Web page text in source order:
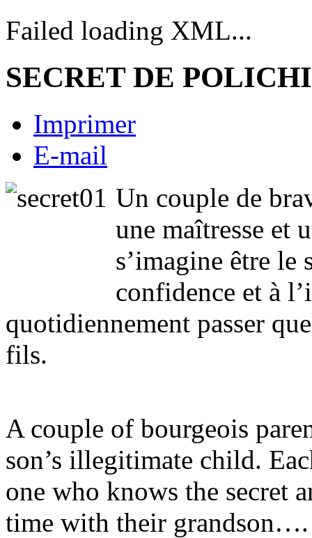
Failed loading XML...
SECRET DE
Imprimer
E-mail
Un couple de
une maîtresse et
s’imagine être le
confidence et à
quotidiennement passer
fils.
A couple of bourgeois
son’s illegitimate child.
one who knows the secret
time with their grandson….